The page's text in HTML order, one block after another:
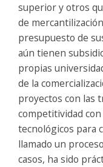
superior y otros
de
presupuesto de
aún tienen
propias
de la
proyectos con las
competitividad
tecnológicos para
llamado un
casos, ha sido